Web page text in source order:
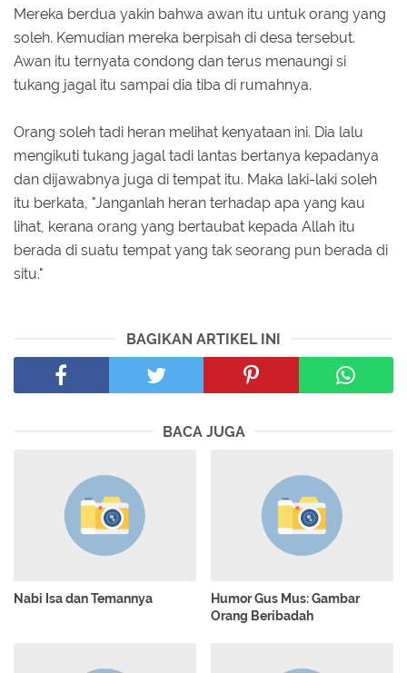
Mereka berdua yakin bahwa awan itu untuk orang yang
soleh. Kemudian mereka berpisah di desa tersebut.
Awan itu ternyata condong dan terus menaungi si
tukang jagal itu sampai dia tiba di rumahnya.
Orang soleh tadi heran melihat kenyataan ini. Dia lalu
mengikuti tukang jagal tadi lantas bertanya kepadanya
dan dijawabnya juga di tempat itu. Maka laki-laki soleh
itu berkata, "Janganlah heran terhadap apa yang kau
lihat, kerana orang yang bertaubat kepada Allah itu
berada di suatu tempat yang tak seorang pun berada di
situ."
BAGIKAN ARTIKEL INI
BACA JUGA
Nabi Isa dan Temannya
Humor Gus Mus: Gambar
Orang Beribadah